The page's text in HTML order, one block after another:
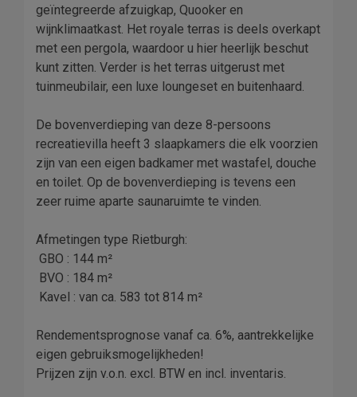
geïntegreerde afzuigkap, Quooker en
wijnklimaatkast. Het royale terras is deels overkapt
met een pergola, waardoor u hier heerlijk beschut
kunt zitten. Verder is het terras uitgerust met
tuinmeubilair, een luxe loungeset en buitenhaard.
De bovenverdieping van deze 8-persoons
recreatievilla heeft 3 slaapkamers die elk voorzien
zijn van een eigen badkamer met wastafel, douche
en toilet. Op de bovenverdieping is tevens een
zeer ruime aparte saunaruimte te vinden.
Afmetingen type Rietburgh:
 GBO : 144 m²
 BVO : 184 m²
 Kavel : van ca. 583 tot 814 m²
Rendementsprognose vanaf ca. 6%, aantrekkelijke
eigen gebruiksmogelijkheden!
Prijzen zijn v.o.n. excl. BTW en incl. inventaris.